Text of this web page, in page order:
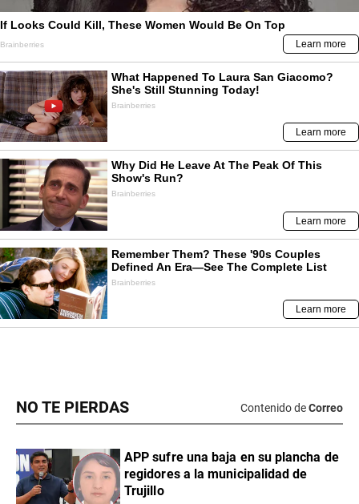
NO TE PIERDAS Contenido deCorreo
APP sufre una baja en su plancha de
regidores a la municipalidad de
Trujillo